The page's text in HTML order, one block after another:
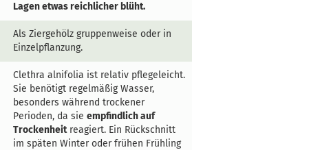
Lagen etwas reichlicher blüht.
Als Ziergehölz gruppenweise oder in
Einzelpflanzung.
Clethra alnifolia ist relativ pflegeleicht.
Sie benötigt regelmäßig Wasser,
besonders während trockener
Perioden, da sie empfindlich auf
Trockenheitreagiert. Ein Rückschnitt
im späten Winter oder frühen Frühling